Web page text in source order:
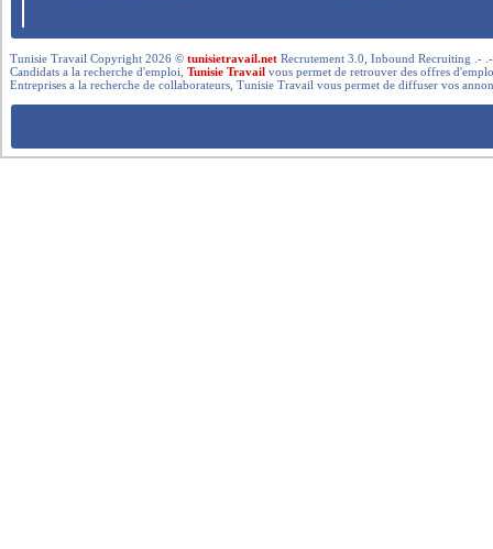
Tunisie Travail Copyright 2026 ©tunisietravail.net Recrutement 3.0, Inbound Recruiting .-
Candidats a la recherche d'emploi,Tunisie Travail vous permet de retrouver des offres
Entreprises a la recherche de collaborateurs, Tunisie Travail vous permet de diffuser vos